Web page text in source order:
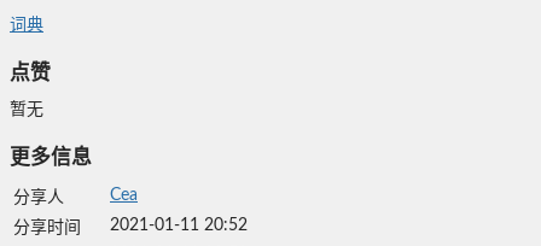
词典
点赞
暂无
更多信息
分享人
Cea
分享时间
2021-01-11 20:52